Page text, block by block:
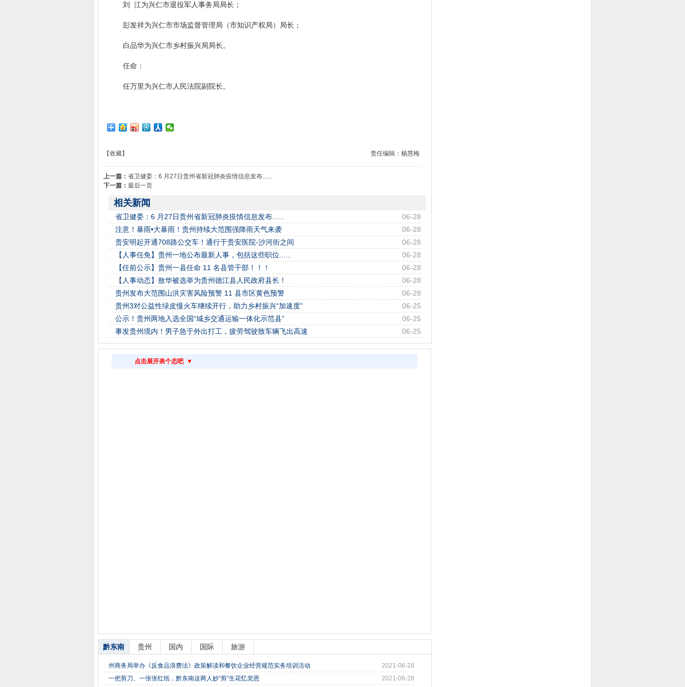
刘 江为兴仁市退役军人事务局局长；
彭发祥为兴仁市市场监督管理局（市知识产权局）局长；
白品华为兴仁市乡村振兴局局长。
任命：
任万里为兴仁市人民法院副院长。
责任编辑：杨慧梅
【收藏】
上一篇： 省卫健委：6 月27日贵州省新冠肺炎疫情信息发布......
下一篇： 最后一页
相关新闻
06-28
省卫健委：6 月27日贵州省新冠肺炎疫情信息发布......
06-28
注意！暴雨•大暴雨！贵州持续大范围强降雨天气来袭
06-28
贵安明起开通708路公交车！通行于贵安医院-沙河街之间
06-28
【人事任免】贵州一地公布最新人事，包括这些职位......
06-28
【任前公示】贵州一县任命 11 名县管干部！！！
06-28
【人事动态】敖华被选举为贵州德江县人民政府县长！
06-28
贵州发布大范围山洪灾害风险预警 11 县市区黄色预警
06-25
贵州3对公益性绿皮慢火车继续开行，助力乡村振兴“加速度”
06-25
公示！贵州两地入选全国“城乡交通运输一体化示范县”
06-25
事发贵州境内！男子急于外出打工，疲劳驾驶致车辆飞出高速
点击展开表个态吧 ▼
黔东南 贵州 国内 国际 旅游
2021-06-28
州商务局举办《反食品浪费法》政策解读和餐饮企业经营规范实务培训活动
2021-06-28
一把剪刀、一张张红纸，黔东南这两人妙“剪”生花忆党恩